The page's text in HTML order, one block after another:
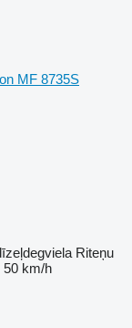
MF 8735S
Riteņu
50 km/h